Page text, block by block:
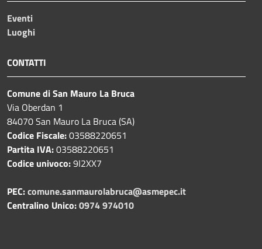
Eventi
Luoghi
CONTATTI
Comune di San Mauro La Bruca
Via Oberdan 1
84070 San Mauro La Bruca (SA)
Codice Fiscale:03588220651
Partita IVA:03588220651
Codice univoco:9I2XX7
PEC:comune.sanmaurolabruca@asmepec.it
Centralino Unico:0974 974010